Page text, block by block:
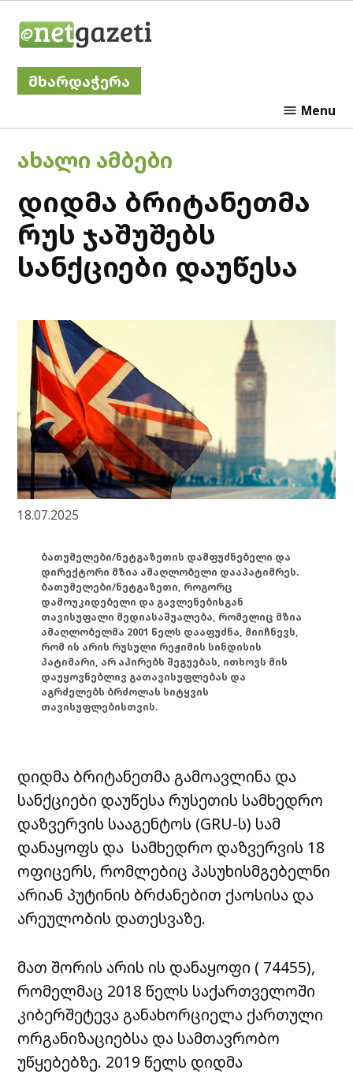
მხარდაჭერა
Menu
POSTED
ᲐᲮᲐᲚᲘ ᲐᲛᲑᲔᲑᲘ
დიდმა ბრიტანეთმა
რუს ჯაშუშებს
სანქციები დაუწესა
18.07.2025
ბათუმელები/ნეტგაზეთის დამფუძნებელი და
დირექტორი მზია ამაღლობელი დააპატიმრეს.
ბათუმელები/ნეტგაზეთი, როგორც
დამოუკიდებელი და გავლენებისგან
თავისუფალი მედიასაშუალება, რომელიც მზია
ამაღლობელმა 2001 წელს დააფუძნა, მიიჩნევს,
რომ ის არის რუსული რეჟიმის სინდისის
პატიმარი, არ აპირებს შეგუებას, ითხოვს მის
დაუყოვნებლივ გათავისუფლებას და
აგრძელებს ბრძოლას სიტყვის
თავისუფლებისთვის.
დიდმა ბრიტანეთმა გამოავლინა და
სანქციები დაუწესა რუსეთის სამხედრო
დაზვერვის სააგენტოს (GRU-ს) სამ
დანაყოფს და სამხედრო დაზვერვის 18
ოფიცერს, რომლებიც პასუხისმგებელნი
არიან პუტინის ბრძანებით ქაოსისა და
არეულობის დათესვაზე.
მათ შორის არის ის დანაყოფი ( 74455),
რომელმაც 2018 წელს საქართველოში
კიბერშეტევა განახორციელა ქართული
ორგანიზაციებსა და სამთავრობო
უწყებებზე. 2019 წელს დიდმა